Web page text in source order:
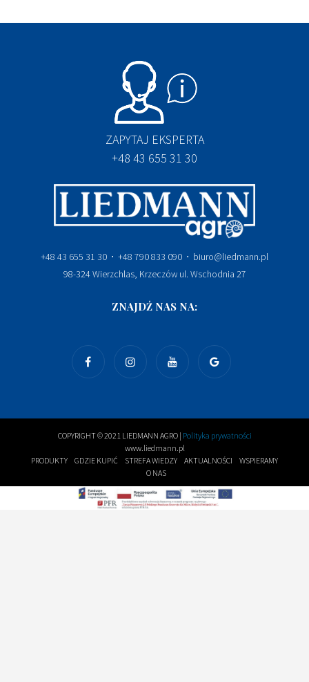
ZAPYTAJ EKSPERTA
+48 43 655 31 30
+48 43 655 31 30 ⋅ +48 790 833 090 ⋅ biuro@liedmann.pl
98-324 Wierzchlas, Krzeczów ul. Wschodnia 27
ZNAJDŹ NAS NA:
COPYRIGHT © 2021 LIEDMANN AGRO | Polityka prywatności
www.liedmann.pl
PRODUKTY
GDZIE KUPIĆ STREFA WIEDZY AKTUALNOŚCI
WSPIERAMY
O NAS